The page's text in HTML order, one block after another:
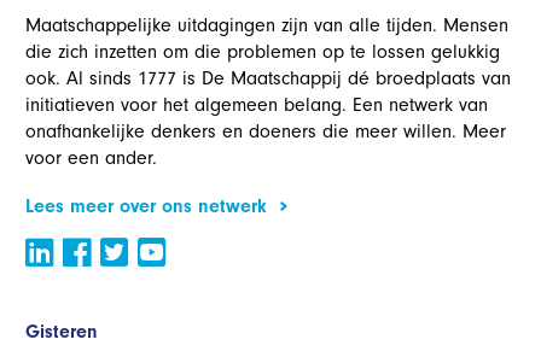
Maatschappelijke uitdagingen zijn van alle tijden. Mensen
die zich inzetten om die problemen op te lossen gelukkig
ook. Al sinds 1777 is De Maatschappij dé broedplaats van
initiatieven voor het algemeen belang. Een netwerk van
onafhankelijke denkers en doeners die meer willen. Meer
voor een ander.
Lees meer over ons netwerk
Gisteren